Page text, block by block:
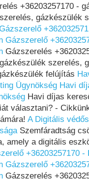
+36203257170 -
gázkészülék
Gázszerelő
Gázszerelő
Gázszerelés
szerelés,
felújítás
Ügynökség Havi
Havi díjas
választani? -
A Digitális
Szemfáradtság
amely a digitális
+36203257170
Gázszerelő
Gázszerelés